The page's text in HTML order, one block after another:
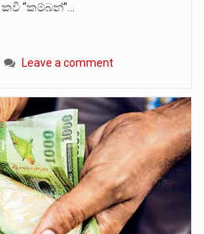
“කම්බන්”…
Leave a comment